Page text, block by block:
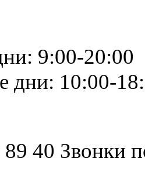
9:00-20:00
дни: 10:00-
40 Звонки